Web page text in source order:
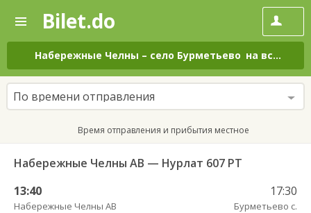
—
Поиск
и
покупка
билетов
на
автобус
онлайн
Bilet.do
Набережные Челны – село Бурметьево на все дни
По времени отправления
Время отправления и прибытия местное
Набережные Челны АВ — Нурлат 607 РТ
13:40
Набережные Челны АВ
17:30
Бурметьево с.